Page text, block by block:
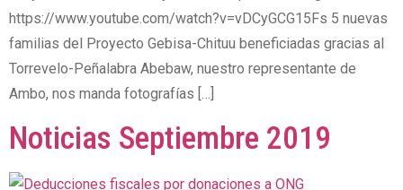
https://www.youtube.com/watch?v=vDCyGCG15Fs 5 nuevas
familias del Proyecto Gebisa-Chituu beneficiadas gracias al
Torrevelo-Peñalabra Abebaw, nuestro representante de
Ambo, nos manda fotografías […]
Noticias Septiembre 2019